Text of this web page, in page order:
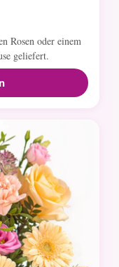
Rosen oder einem
geliefert.